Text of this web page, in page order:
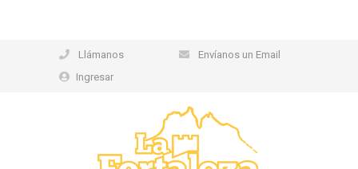
Llámanos
Envíanos un Email
Ingresar